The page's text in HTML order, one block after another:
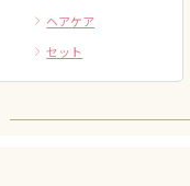
ヘアケア
セット